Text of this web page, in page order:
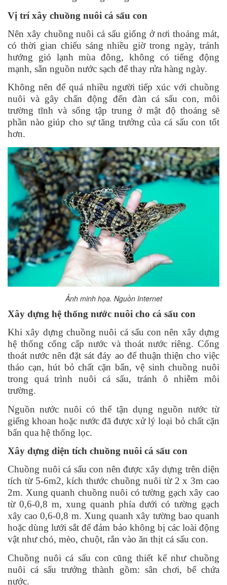
Vị trí xây chuồng nuôi cá sấu con
Nên xây chuồng nuôi cá sấu giống ở nơi thoáng mát,
có thời gian chiếu sáng nhiều giờ trong ngày, tránh
hướng gió lạnh mùa đông, không có tiếng động
mạnh, sẵn nguồn nước sạch để thay rửa hàng ngày.
Không nên để quá nhiều người tiếp xúc với chuồng
nuôi và gây chấn động đến đàn cá sấu con, môi
trường tĩnh và sống tập trung ở mật độ thoáng sẽ
phần nào giúp cho sự tăng trưởng của cá sấu con tốt
hơn.
Ảnh minh họa. Nguồn Internet
Xây dựng hệ thống nước nuôi cho cá sấu con
Khi xây dựng chuồng nuôi cá sấu con nên xây dựng
hệ thống cống cấp nước và thoát nước riêng. Cống
thoát nước nên đặt sát đáy ao để thuận thiện cho việc
tháo cạn, hút bỏ chất cặn bẩn, vệ sinh chuồng nuôi
trong quá trình nuôi cá sấu, tránh ô nhiễm môi
trường.
Nguồn nước nuôi có thể tận dụng nguồn nước từ
giếng khoan hoặc nước đã được xử lý loại bỏ chất cặn
bẩn qua hệ thống lọc.
Xây dựng diện tích chuồng nuôi cá sấu con
Chuồng nuôi cá sấu con nên được xây dựng trên diện
tích từ 5-6m2, kích thước chuồng nuôi từ 2 x 3m cao
2m. Xung quanh chuồng nuôi có tường gạch xây cao
từ 0,6-0,8 m, xung quanh phía dưới có tường gạch
xây cao 0,6-0,8 m. Xung quanh xây tường bao quanh
hoặc dùng lưới sắt để đảm bảo không bị các loài động
vật như chó, mèo, chuột, rắn vào ăn thịt cá sấu con.
Chuồng nuôi cá sấu con cũng thiết kế như chuồng
nuôi cá sấu trưởng thành gồm: sân chơi, bể chứa
nước.